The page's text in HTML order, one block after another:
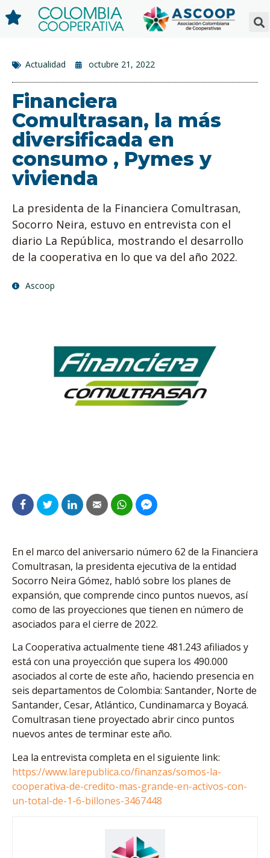
Actualidad octubre 21, 2022
Financiera
Comultrasan, la más
diversificada en
consumo , Pymes y
vivienda
La presidenta de la Financiera Comultrasan,
Socorro Neira, estuvo en entrevista con el
diario La República, mostrando el desarrollo
de la cooperativa en lo que va del año 2022.
Ascoop
En el marco del aniversario número 62 de la Financiera
Comultrasan, la presidenta ejecutiva de la entidad
Socorro Neira Gómez, habló sobre los planes de
expansión, que comprende cinco puntos nuevos, así
como de las proyecciones que tienen en número de
asociados para el cierre de 2022.
La Cooperativa actualmente tiene 481.243 afiliados y
está con una proyección que supera los 490.000
asociados al corte de este año, haciendo presencia en
seis departamentos de Colombia: Santander, Norte de
Santander, Cesar, Atlántico, Cundinamarca y Boyacá.
Comultrasan tiene proyectado abrir cinco puntos
nuevos antes de terminar este año.
Lea la entrevista completa en el siguiente link:
https://www.larepublica.co/finanzas/somos-la-
cooperativa-de-credito-mas-grande-en-activos-con-
un-total-de-1-6-billones-3467448